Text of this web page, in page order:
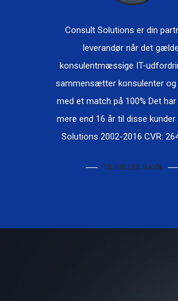
Consult Solutions er din
leverandør når det
konsulentmæssige IT-
sammensætter konsulenter og
med et match på 100% Det
mere end 16 år til disse
Solutions 2002-2016 CVR:
TIL FÆLLES GAVN